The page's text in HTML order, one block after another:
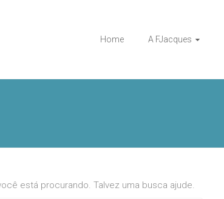
Home A FJacques
está procurando. Talvez uma busca ajude.